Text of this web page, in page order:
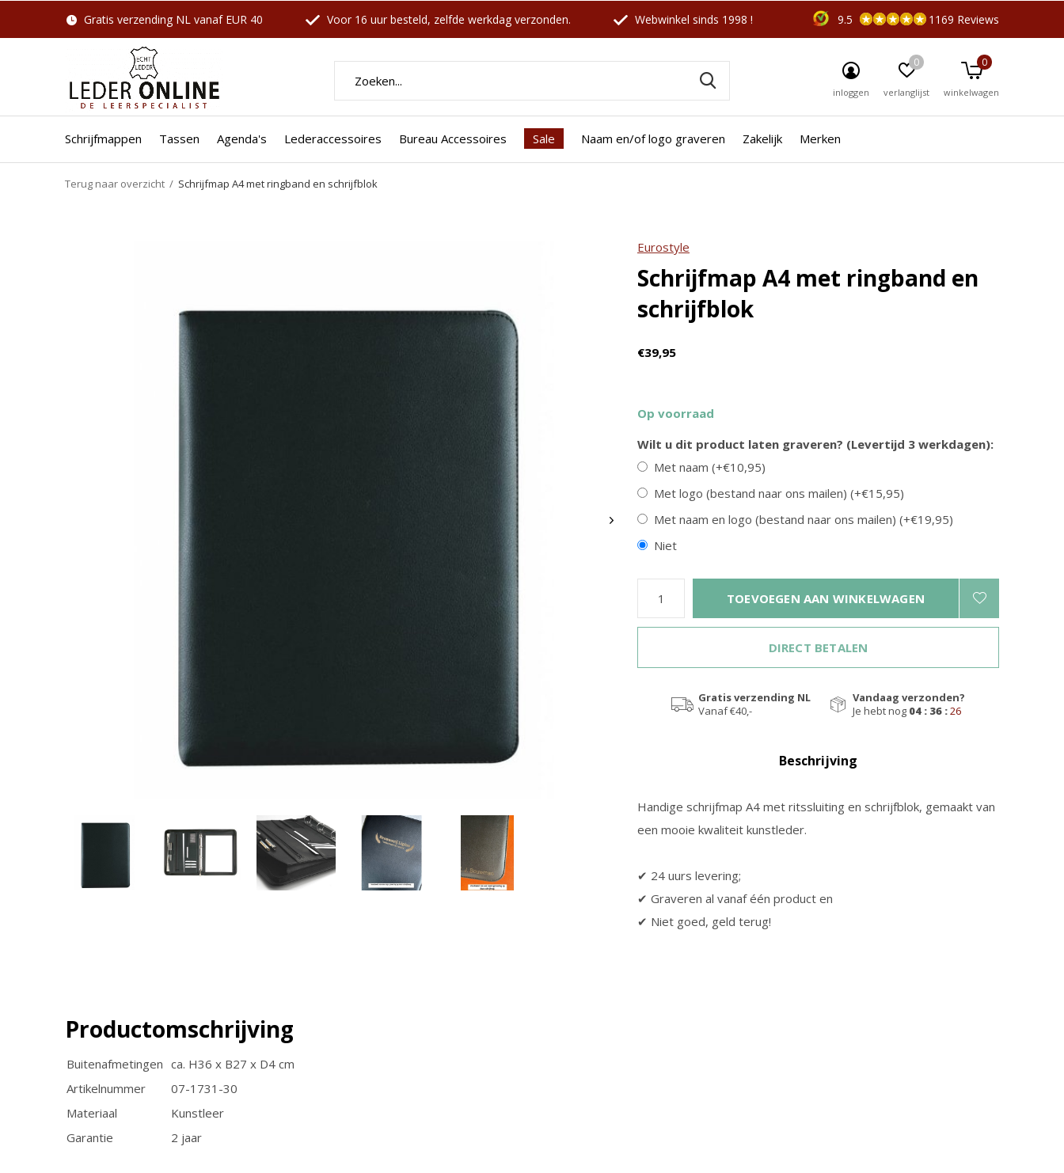
Schrijfmappen Tassen Agenda's Lederaccessoires Bureau Accessoires Sale Naam en/of logo graveren Zakelijk Merken
inloggen verlanglijst
0
winkelwagen
0
Gratis verzending NL vanaf EUR 40 Voor 16 uur besteld, zelfde werkdag verzonden. Webwinkel sinds 1998 ! 9.5 1169 Reviews
Terug naar overzicht Schrijfmap A4 met ringband en schrijfblok
Leren Billfold portemonnee The Original
Burkely
drie kleuren
Eurostyle
Schrijfmap A4 met ringband en
schrijfblok
€39,95
Op voorraad
Wilt u dit product laten graveren? (Levertijd 3 werkdagen):
Met naam (+€10,95)
Met logo (bestand naar ons mailen) (+€15,95)
Met naam en logo (bestand naar ons mailen) (+€19,95)
Niet
TOEVOEGEN AAN WINKELWAGEN
DIRECT BETALEN
Gratis verzending NL
Vanaf €40,-
Vandaag verzonden?
Je hebt nog 04 : 36 :25
Beschrijving
Handige schrijfmap A4 met ritssluiting en schrijfblok, gemaakt van
een mooie kwaliteit kunstleder.
✔ 24 uurs levering;
✔ Graveren al vanaf één product en
✔ Niet goed, geld terug!
Productomschrijving
Buitenafmetingen ca. H36 x B27 x D4 cm
Artikelnummer
07-1731-30
Materiaal
Kunstleer
Garantie
2 jaar